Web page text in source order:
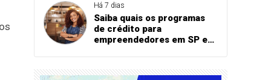
Há 7 dias
Saiba quais os programas
de crédito para
empreendedores em SP e